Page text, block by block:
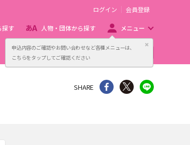
申込内容のご確認やお問い合わせなど各種メニューは、
こちらをタップしてご確認ください
閉じる
ログイン 会員登録
探す 人物・団体から探す メニュー
主催者向け販売サービス
SHARE シェア Twitter